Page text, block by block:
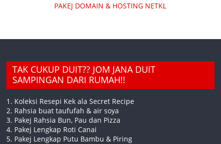
PAKEJ DOMAIN & HOSTING NETKL
TAK CUKUP DUIT?? JOM JANA DUIT
SAMPINGAN DARI RUMAH!!
1. Koleksi Resepi Kek ala Secret Recipe
2. Rahsia buat taufufah & air soya
3. Pakej Rahsia Bun, Pau dan Pizza
4. Pakej Lengkap Roti Canai
5. Pakej Lengkap Putu Bambu & Piring